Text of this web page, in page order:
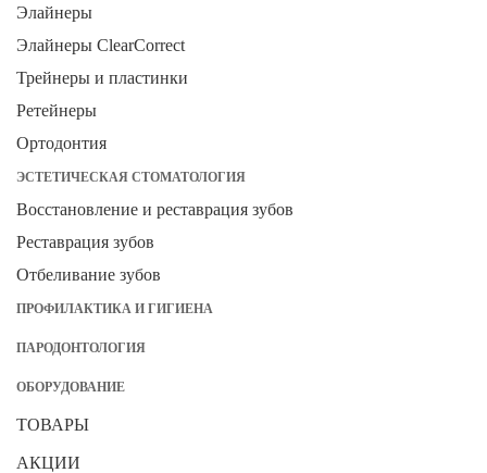
Элайнеры
Элайнеры ClearCorrect
Трейнеры и пластинки
Ретейнеры
Ортодонтия
ЭСТЕТИЧЕСКАЯ СТОМАТОЛОГИЯ
Восстановление и реставрация зубов
Реставрация зубов
Отбеливание зубов
ПРОФИЛАКТИКА И ГИГИЕНА
ПАРОДОНТОЛОГИЯ
ОБОРУДОВАНИЕ
ТОВАРЫ
АКЦИИ